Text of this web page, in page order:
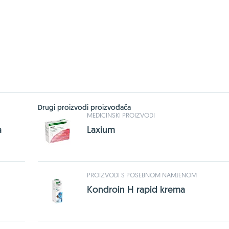
Drugi proizvodi proizvođača
MEDICINSKI PROIZVODI
Laxium
PROIZVODI S POSEBNOM NAMJENOM
Kondroin H rapid krema